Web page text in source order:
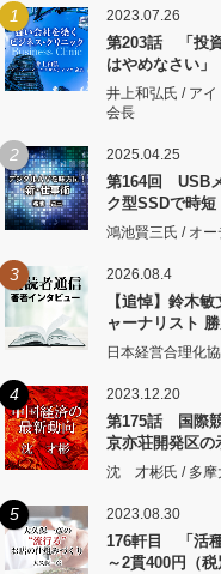
1 2023.07.26
第203話 「投
はやめなさい」
井上和弘氏 / ア
会長
2 2025.04.25
第164回 USB
ク型SSDで時短
鴻池賢三氏 / オ
3 2026.08.4
【追悼】鈴木
ャーナリスト 勝
日本経営合理化
4 2023.12.20
第175話 国際
京亦荘開発区の
沈 才彬氏 / 多摩
5 2023.08.30
176軒目 「活
～2貫400円（